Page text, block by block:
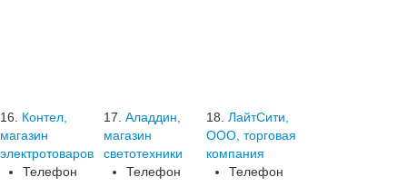
16.
Контел,
магазин
электротоваров
Телефон
17. Аладдин,
магазин
светотехники
Телефон
18. ЛайтСити,
ООО, торговая
компания
Телефон